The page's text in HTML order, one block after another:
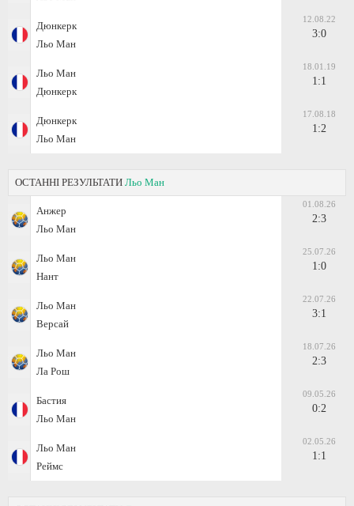
Дюнкерк
Льо Ман
12.08.22
3:0
Льо Ман
Дюнкерк
18.01.19
1:1
Дюнкерк
Льо Ман
17.08.18
1:2
ОСТАННІ РЕЗУЛЬТАТИ Льо Ман
Анжер
Льо Ман
01.08.26
2:3
Льо Ман
Нант
25.07.26
1:0
Льо Ман
Версай
22.07.26
3:1
Льо Ман
Ла Рош
18.07.26
2:3
Бастия
Льо Ман
09.05.26
0:2
Льо Ман
Реймс
02.05.26
1:1